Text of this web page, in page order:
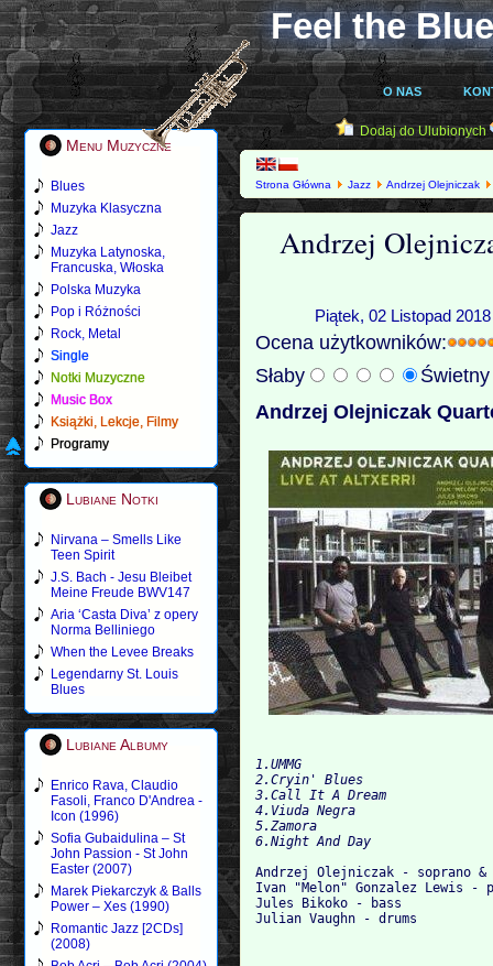
Feel the
O NAS
Menu Muzyczne
Blues
Muzyka Klasyczna
Jazz
Muzyka Latynoska,
Francuska, Włoska
Polska Muzyka
Pop i Różności
Rock, Metal
Single
Notki Muzyczne
Music Box
Książki, Lekcje, Filmy
Programy
Lubiane Notki
Nirvana – Smells Like
Teen Spirit
J.S. Bach - Jesu Bleibet
Meine Freude BWV147
Aria ‘Casta Diva’ z opery
Norma Belliniego
When the Levee Breaks
Legendarny St. Louis
Blues
Lubiane Albumy
Enrico Rava, Claudio
Fasoli, Franco D'Andrea -
Icon (1996)
Sofia Gubaidulina – St
John Passion - St John
Easter (2007)
Marek Piekarczyk & Balls
Power – Xes (1990)
Romantic Jazz [2CDs]
(2008)
Dodaj do Ulubionych
Strona Główna Jazz Andrzej Olejniczak
Andrzej
Piątek, 02 Listopad
Ocena użytkowników:
Słaby
Andrzej Olejniczak
1.UMMG
2.Cryin' Blues
3.Call It A Dream
4.Viuda Negra
5.Zamora
Andrzej Olejniczak - soprano &
Ivan "Melon" Gonzalez Lewis -
Jules Bikoko - bass